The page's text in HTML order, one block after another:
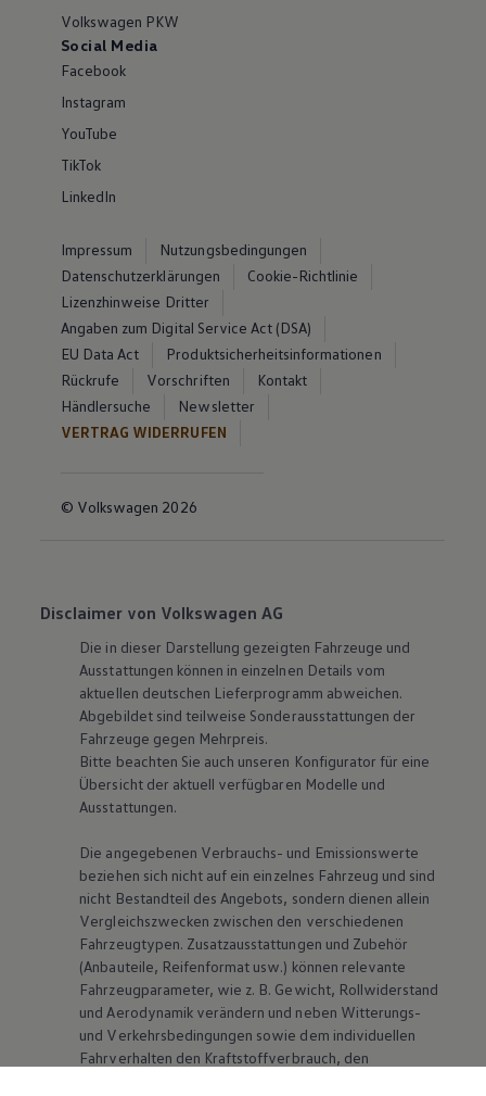
Volkswagen PKW
Social Media
Facebook
Instagram
YouTube
TikTok
LinkedIn
Impressum
Nutzungsbedingungen
Datenschutzerklärungen
Cookie-Richtlinie
Lizenzhinweise Dritter
Angaben zum Digital Service Act (DSA)
EU Data Act
Produktsicherheitsinformationen
Rückrufe
Vorschriften
Kontakt
Händlersuche
Newsletter
VERTRAG WIDERRUFEN
© Volkswagen 2026
Disclaimer von Volkswagen AG
Die in dieser Darstellung gezeigten Fahrzeuge und
Ausstattungen können in einzelnen Details vom
aktuellen deutschen Lieferprogramm abweichen.
Abgebildet sind teilweise Sonderausstattungen der
Fahrzeuge gegen Mehrpreis.
Bitte beachten Sie auch unseren Konfigurator für eine
Übersicht der aktuell verfügbaren Modelle und
Ausstattungen.
Die angegebenen Verbrauchs- und Emissionswerte
beziehen sich nicht auf ein einzelnes Fahrzeug und sind
nicht Bestandteil des Angebots, sondern dienen allein
Vergleichszwecken zwischen den verschiedenen
Fahrzeugtypen. Zusatzausstattungen und Zubehör
(Anbauteile, Reifenformat usw.) können relevante
Fahrzeugparameter, wie z. B. Gewicht, Rollwiderstand
und Aerodynamik verändern und neben Witterungs-
und Verkehrsbedingungen sowie dem individuellen
Fahrverhalten den Kraftstoffverbrauch, den